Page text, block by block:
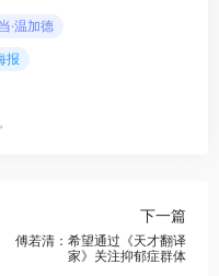
·温加德
报
下一篇
傅若清：希望通过《天才翻译
家》关注抑郁症群体